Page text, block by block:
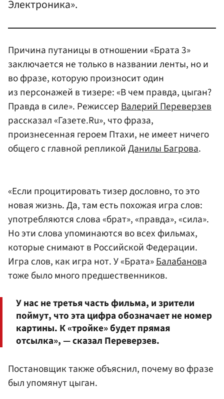
Электроника».
Причина путаницы в отношении «Брата 3»
заключается не только в названии ленты, но и
во фразе, которую произносит один
из персонажей в тизере: «В чем правда, цыган?
Правда в силе». РежиссерВалерий Переверзев
рассказал «Газете.Ru», что фраза,
произнесенная героем Птахи, не имеет ничего
общего с главной репликойДанилы Багрова.
«Если процитировать тизер дословно, то это
новая жизнь. Да, там есть похожая игра слов:
употребляются слова «брат», «правда», «сила».
Но эти слова упоминаются во всех фильмах,
которые снимают в Российской Федерации.
Игра слов, как игра нот. У «Брата»Балабанова
тоже было много предшественников.
У нас не третья часть фильма, и зрители
поймут, что эта цифра обозначает не номер
картины. К «тройке» будет прямая
отсылка», — сказал Переверзев.
Постановщик также объяснил, почему во фразе
был упомянут цыган.